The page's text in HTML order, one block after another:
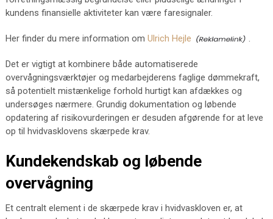
kundens finansielle aktiviteter kan være faresignaler.
Her finder du mere information om Ulrich Hejle .
Det er vigtigt at kombinere både automatiserede
overvågningsværktøjer og medarbejderens faglige dømmekraft,
så potentielt mistænkelige forhold hurtigt kan afdækkes og
undersøges nærmere. Grundig dokumentation og løbende
opdatering af risikovurderingen er desuden afgørende for at leve
op til hvidvasklovens skærpede krav.
Kundekendskab og løbende
overvågning
Et centralt element i de skærpede krav i hvidvaskloven er, at